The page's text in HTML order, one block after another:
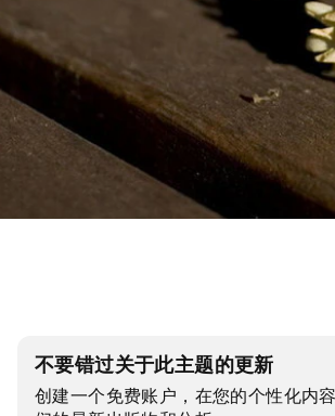
不要错过关于此主题的更新
创建一个免费账户，在您的个性化内